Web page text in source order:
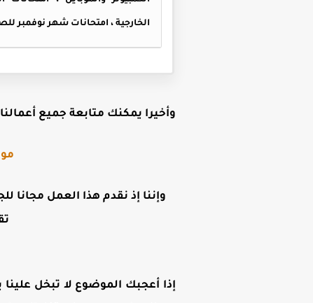
الخارجية ، امتحانات شهر نوفمبر للصف الرابع
وأخيرا يمكنك متابعة جميع
وإننا إذ نقدم هذا العمل مجانا
إذا أعجبك الموضوع لا تبخل علينا